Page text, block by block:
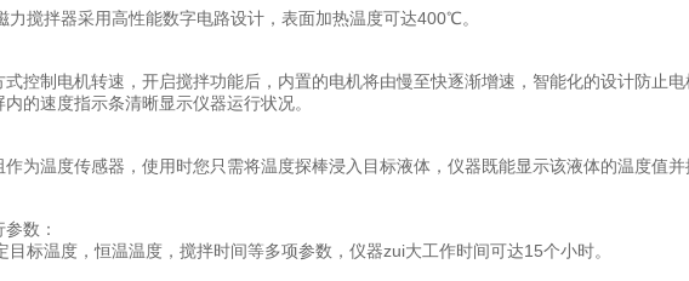
力搅拌器采用高性能数字电路设计，表面加热温度可达400℃。
式控制电机转速，开启搅拌功能后，内置的电机将由慢至快逐渐增速，智能化的设计防止
的速度指示条清晰显示仪器运行状况。
作为温度传感器，使用时您只需将温度探棒浸入目标液体，仪器既能显示该液体的温度值
数：
目标温度，恒温温度，搅拌时间等多项参数，仪器zui大工作时间可达15个小时。